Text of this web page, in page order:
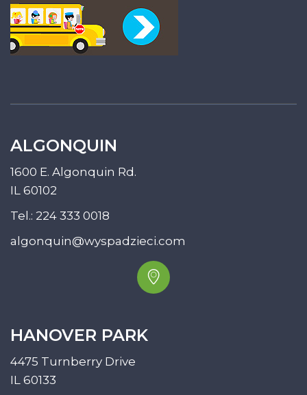
ALGONQUIN
1600 E. Algonquin Rd.
IL 60102
Tel.: 224 333 0018
algonquin@wyspadzieci.com
HANOVER PARK
4475 Turnberry Drive
IL 60133